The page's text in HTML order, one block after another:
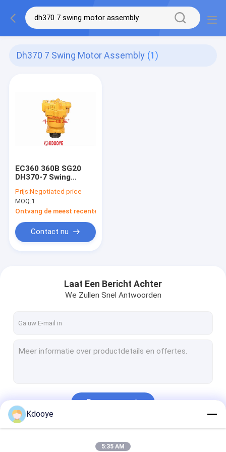
Dh370 7 Swing Motor Assembly (1)
EC360 360B SG20
DH370-7 Swing
86KG Voor
graafmachine
Prijs:Negotiated price
MOQ:1
Ontvang de meest recente Prijs
Contact nu
Laat Een Bericht Achter
We Zullen Snel Antwoorden
Doorgaan
Kdooye
5:35 AM